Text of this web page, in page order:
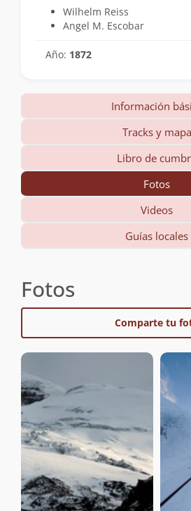
Wilhelm Reiss
Angel M. Escobar
Año: 1872
Información
Tracks y mapa
Libro de
Fotos
Videos
Guías locales
Fotos
Comparte tu